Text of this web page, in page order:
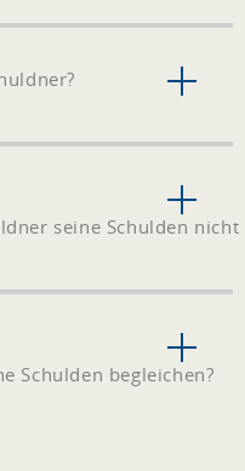
seine Schulden nicht
Schulden begleichen?